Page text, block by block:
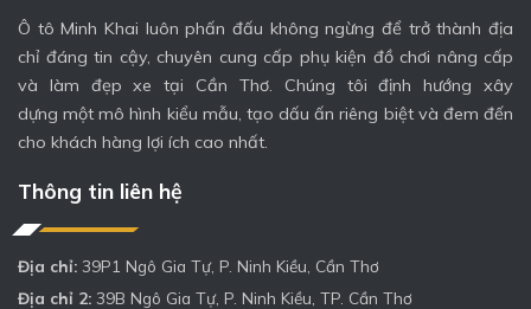
Ô tô Minh Khai luôn phấn đấu không ngừng để trở thành địa
chỉ đáng tin cậy, chuyên cung cấp phụ kiện đồ chơi nâng cấp
và làm đẹp xe tại Cần Thơ. Chúng tôi định hướng xây
dựng một mô hình kiểu mẫu, tạo dấu ấn riêng biệt và đem đến
cho khách hàng lợi ích cao nhất.
Thông tin liên hệ
Địa chỉ: 39P1 Ngô Gia Tự, P. Ninh Kiều, Cần Thơ
Địa chỉ 2: 39B Ngô Gia Tự, P. Ninh Kiều, TP. Cần Thơ